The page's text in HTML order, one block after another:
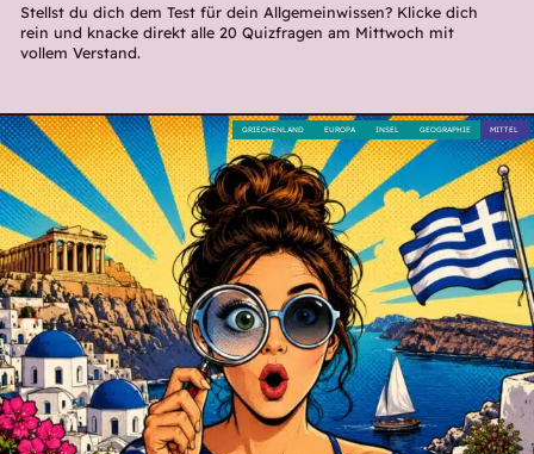
Stellst du dich dem Test für dein Allgemeinwissen? Klicke dich
rein und knacke direkt alle 20 Quizfragen am Mittwoch mit
vollem Verstand.
MITTEL
GEOGRAPHIE
INSEL
EUROPA
GRIECHENLAND